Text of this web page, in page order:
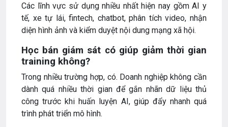
Các lĩnh vực sử dụng nhiều nhất hiện nay gồm AI y
tế, xe tự lái, fintech, chatbot, phân tích video, nhận
diện hình ảnh và kiểm duyệt nội dung mạng xã hội.
Học bán giám sát có giúp giảm thời gian
training không?
Trong nhiều trường hợp, có. Doanh nghiệp không cần
dành quá nhiều thời gian để gắn nhãn dữ liệu thủ
công trước khi huấn luyện AI, giúp đẩy nhanh quá
trình phát triển mô hình.